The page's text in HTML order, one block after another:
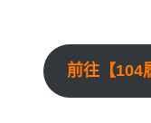
前往【104